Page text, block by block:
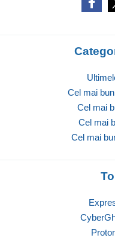
Cel mai
Cel mai
Cel mai
Cel mai